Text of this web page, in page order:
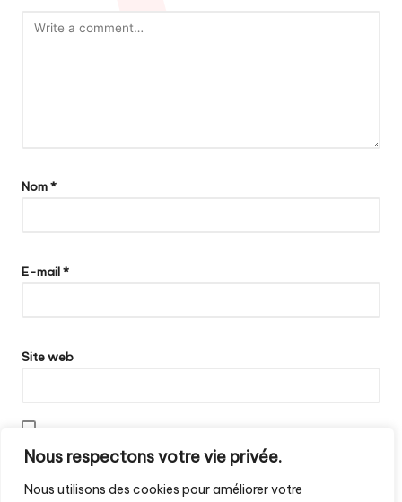
Nous respectons votre vie privée.
Nous utilisons des cookies pour améliorer votre
Nom*
E-mail*
Site web
pour mon prochain commentaire.